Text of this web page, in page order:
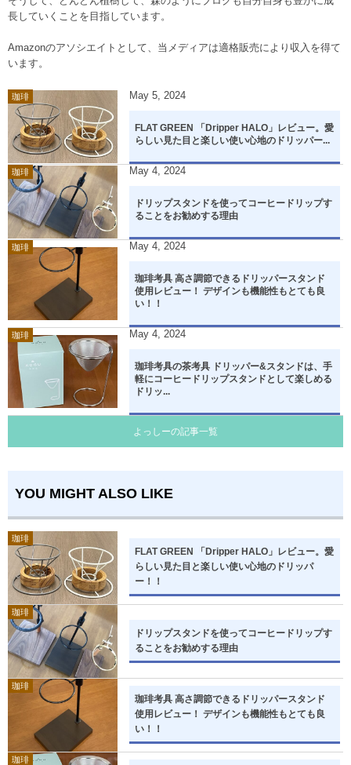
長していくことを目指しています。
Amazonのアソシエイトとして、当メディアは適格販売により収入を得て
います。
珈琲 May 5 2024
FLAT GREEN 「Dripper HALO」レビュー。愛
らしい見た目と楽しい使い心地のドリッパー...
珈琲 May 4 2024
ドリップスタンドを使ってコーヒードリップす
ることをお勧めする理由
珈琲 May 4 2024
珈琲考具 高さ調節できるドリッパースタンド
使用レビュー！ デザインも機能性もとても良
い！！
珈琲 May 4 2024
珈琲考具の茶考具 ドリッパー&スタンドは、手
軽にコーヒードリップスタンドとして楽しめる
ドリッ...
よっしーの記事一覧
YOU MIGHT ALSO LIKE
珈琲
FLAT GREEN 「Dripper HALO」レビュー。愛
らしい見た目と楽しい使い心地のドリッパ
ー！！
珈琲
ドリップスタンドを使ってコーヒードリップす
ることをお勧めする理由
珈琲
珈琲考具 高さ調節できるドリッパースタンド
使用レビュー！ デザインも機能性もとても良
い！！
珈琲